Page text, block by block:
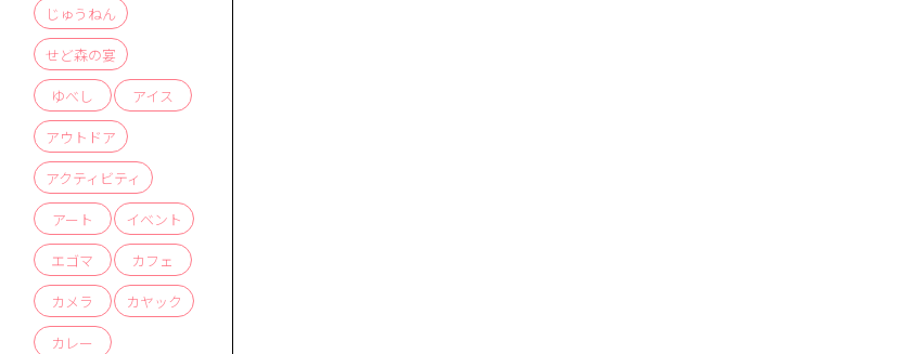
じゅうねん
せど森の宴
ゆべし
アイス
アウトドア
アクティビティ
アート
イベント
エゴマ
カフェ
カメラ
カヤック
カレー